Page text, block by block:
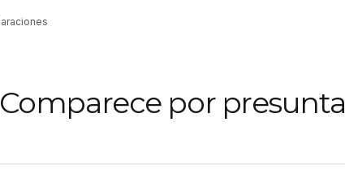
por presunta